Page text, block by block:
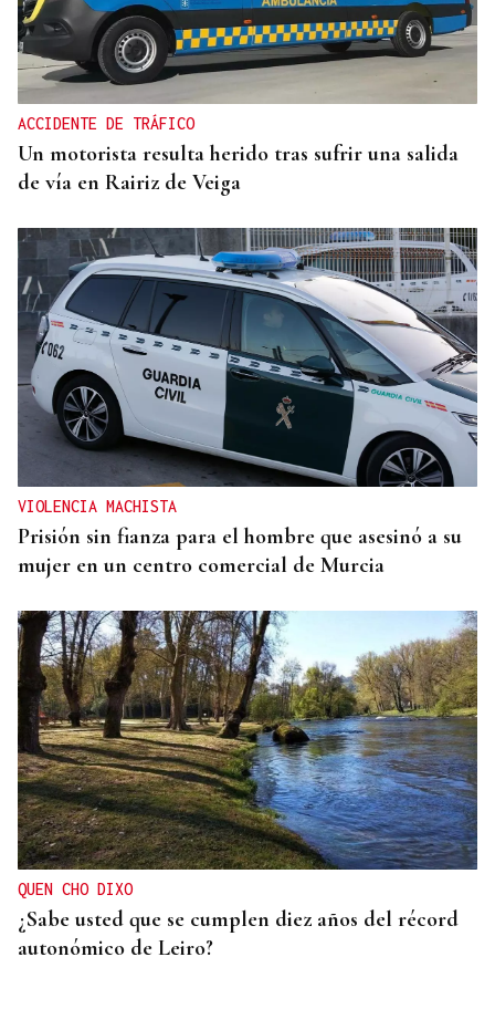
APUESTA POR LA VITICULTURA
Más de 620.000 euros para el Centro do Viño de
Ribadavia
ACCIDENTE DE TRÁFICO
Un motorista resulta herido tras sufrir una salida
de vía en Rairiz de Veiga
VIOLENCIA MACHISTA
Prisión sin fianza para el hombre que asesinó a su
mujer en un centro comercial de Murcia
QUEN CHO DIXO
¿Sabe usted que se cumplen diez años del récord
autonómico de Leiro?